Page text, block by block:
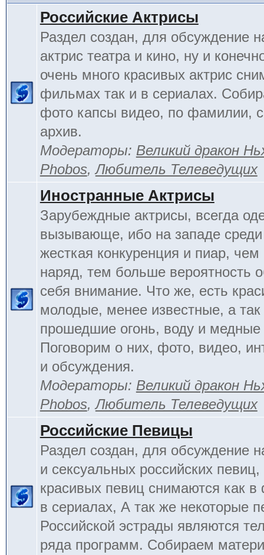
Российские Актрисы
Раздел создан, для обсуждение
актрис театра и кино, ну и
очень много красивых актрис
фильмах так и в сериалах.
фото капсы видео, по фамилии,
архив.
Модераторы: Великий дракон
Phobos,Любитель Телеведущих
Иностранные Актрисы
Зарубеждные актрисы, всегда
вызывающе, ибо на западе среди
жесткая конкуренция и пиар, чем
наряд, тем больше вероятность
себя внимание. Что же, есть
молодые, менее известные, а
прошедшие огонь, воду и медные
Поговорим о них, фото, видео,
и обсуждения.
Модераторы: Великий дракон
Phobos,Любитель Телеведущих
Российские Певицы
Раздел создан, для обсуждение
и сексуальных российских
красивых певиц снимаются как
в сериалах, А так же некоторые
Российской эстрады являются
ряда программ. Собираем